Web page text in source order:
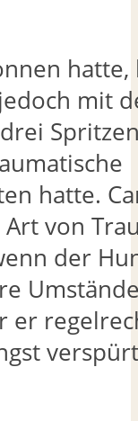
mit
hatte.
von
der
er